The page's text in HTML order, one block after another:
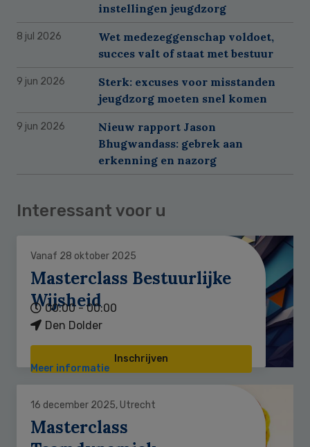
instellingen jeugdzorg
8 jul 2026
Wet medezeggenschap voldoet,
succes valt of staat met bestuur
9 jun 2026
Sterk: excuses voor misstanden
jeugdzorg moeten snel komen
9 jun 2026
Nieuw rapport Jason
Bhugwandass: gebrek aan
erkenning en nazorg
Interessant voor u
Vanaf 28 oktober 2025
Masterclass Bestuurlijke
Wijsheid
00:00 - 00:00
Den Dolder
Inschrijven
Meer informatie
16 december 2025, Utrecht
Masterclass